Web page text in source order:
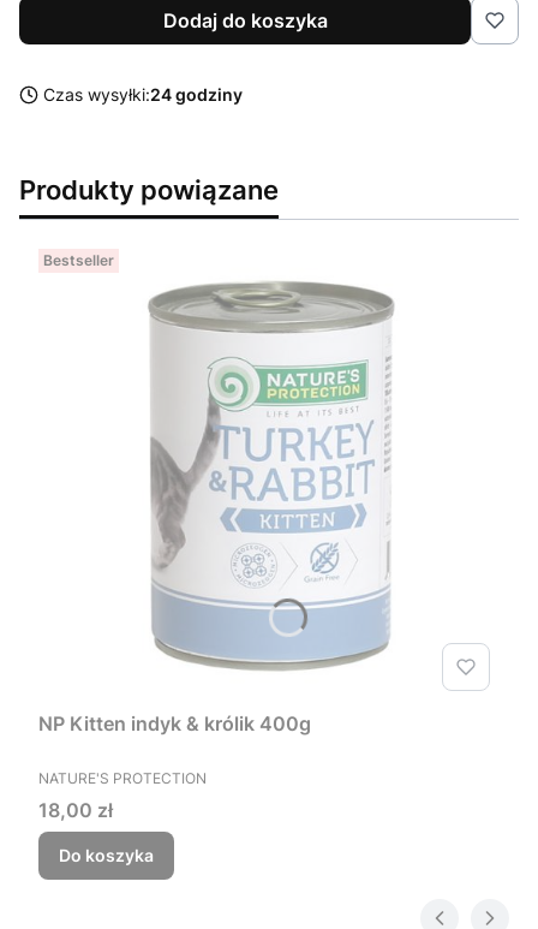
Dodaj do koszyka
Czas wysyłki:24 godziny
Produkty powiązane
Bestseller
NP Kitten indyk & królik 400g
PRODUCENT
NATURE'S PROTECTION
Cena
18,00 zł
Do koszyka